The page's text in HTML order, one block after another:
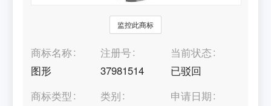
监控此商标
商标名称
图形
注册号
37981514
当前状态
已驳回
商标类型
类别
申请日期